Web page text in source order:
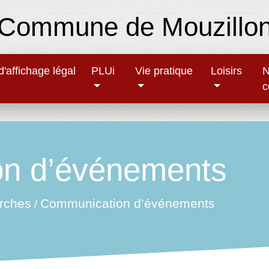
de
légal PLUi Vie pratique Loisirs
d’événements
/ Communication d’événements